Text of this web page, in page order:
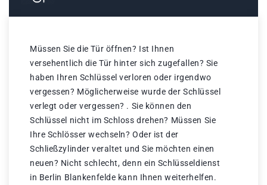
Müssen Sie die Tür öffnen? Ist Ihnen
versehentlich die Tür hinter sich zugefallen? Sie
haben Ihren Schlüssel verloren oder irgendwo
vergessen? Möglicherweise wurde der Schlüssel
verlegt oder vergessen? . Sie können den
Schlüssel nicht im Schloss drehen? Müssen Sie
Ihre Schlösser wechseln? Oder ist der
Schließzylinder veraltet und Sie möchten einen
neuen? Nicht schlecht, denn ein Schlüsseldienst
in Berlin Blankenfelde kann Ihnen weiterhelfen.